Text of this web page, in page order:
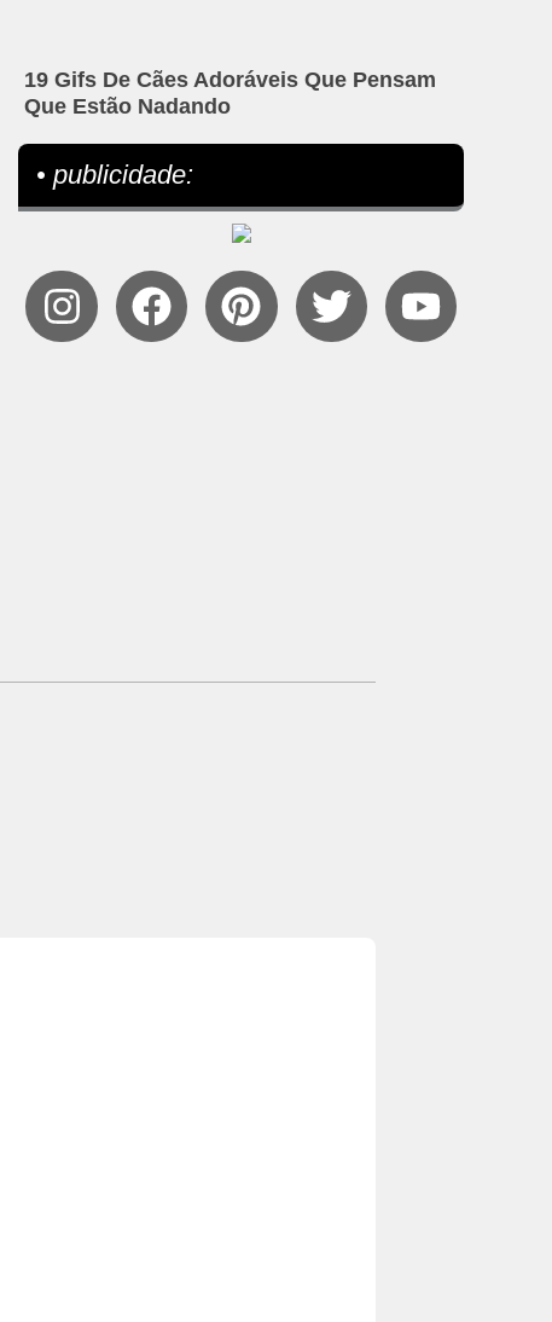
19 Gifs De Cães Adoráveis Que Pensam
Que Estão Nadando
• publicidade: